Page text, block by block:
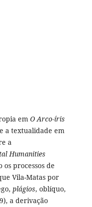
em O Arco-íris
a textualidade em
a
Humanities
processos de
Vila-Matas por
plágios, oblíquo,
a derivação